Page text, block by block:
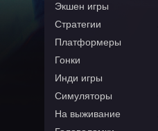
Экшен игры
Стратегии
Платформеры
Гонки
Инди игры
Симуляторы
На выживание